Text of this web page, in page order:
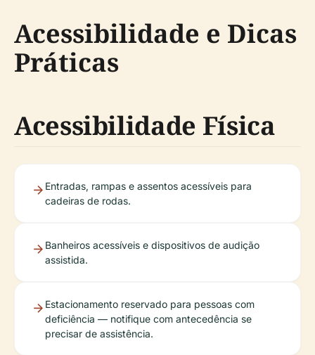
Acessibilidade e Dicas
Práticas
Acessibilidade Física
Entradas, rampas e assentos acessíveis para
cadeiras de rodas.
Banheiros acessíveis e dispositivos de audição
assistida.
Estacionamento reservado para pessoas com
deficiência — notifique com antecedência se
precisar de assistência.